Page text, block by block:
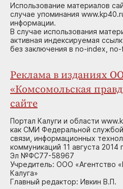
Использование материалов
случае упоминания
информации.
В случае использования
активная индексируемая
без заключения в no-index,
Реклама в изданиях
«Комсомольская
сайте
Портал Калуги и области
как СМИ Федеральной
связи, информационных
коммуникаций 11 августа
Эл №ФС77-58967
Учредитель: ООО «Агентство
Калуга»
Главный редактор: Ивкин В.П.